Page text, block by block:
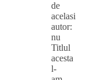
de
acelasi
autor:
nu
Titlul
acesta
l-